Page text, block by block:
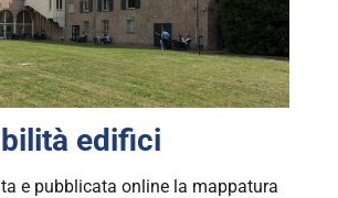
edifici
e pubblicata online la mappatura